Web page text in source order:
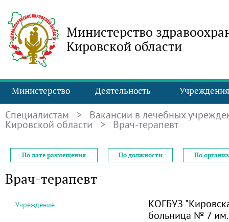
Министерство
Кировской области
Министерство Деятельность Учреждения
Специалистам > Вакансии в лечебных
Кировской области > Врач-терапевт
По дате размещения По должности По
Врач-терапевт
Учреждение
КОГБУЗ
больница № 7